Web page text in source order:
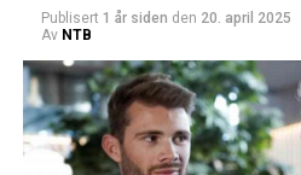
Publisert 1 år siden den 20. april 2025
Av NTB